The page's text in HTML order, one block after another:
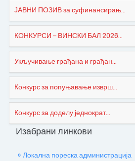
ЈАВНИ ПОЗИВ за суфинансирањ...
КОНКУРСИ – ВИНСКИ БАЛ 2026...
Укључивање грађана и грађан...
Конкурс за попуњавање изврш...
Конкурс за доделу једнократ...
Изабрани линкови
» Локална пореска администрација